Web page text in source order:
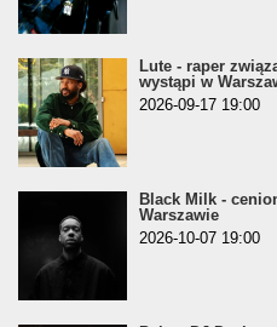
Lute - raper
wystąpi w
2026-09-17 19:00
Black Milk -
Warszawie
2026-10-07 19:00